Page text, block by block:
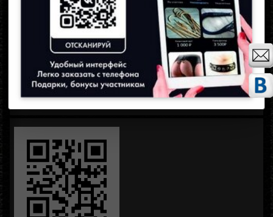
Запомнить меня
Забыли пароль?